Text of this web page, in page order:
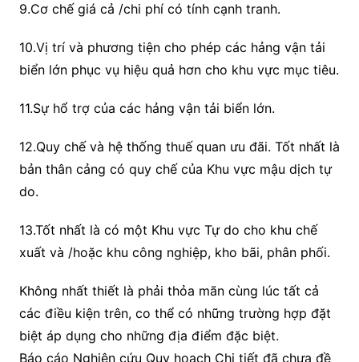
9.Cơ chế giá cả /chi phí có tính cạnh tranh.
10.Vị trí và phương tiện cho phép các hảng vận tải
biển lớn phục vụ hiệu quả hơn cho khu vực mục tiêu.
11.Sự hổ trợ của các hảng vận tải biển lớn.
12.Quy chế và hệ thống thuế quan ưu đãi. Tốt nhất là
bản thân cảng có quy chế của Khu vực mậu dịch tự
do.
13.Tốt nhất là có một Khu vực Tự do cho khu chế
xuất và /hoặc khu công nghiệp, kho bãi, phân phối.
Không nhất thiết là phải thỏa mãn cùng lúc tất cả
các điều kiện trên, co thể có những trường hợp đặt
biệt áp dụng cho những địa điểm đặc biệt.
Báo cáo Nghiên cứu Quy hoạch Chi tiết đã chưa đề